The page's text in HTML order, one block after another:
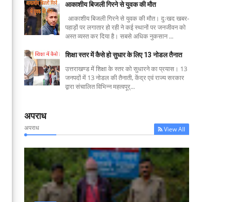
आकाशीय बिजली गिरने से युवक की मौत
आकाशीय बिजली गिरने से युवक की मौत। दुःखद खबर-
पहाड़ों पर लगातार हो रही ने कई स्थानों पर जनजीवन को
अस्त व्यस्त कर दिया है। सबसे अधिक नुकसान ...
शिक्षा स्तर में कैसे हो सुधार के लिए 13 नोडल तैनात
उत्तराखण्ड में शिक्षा के स्तर को सुधारने का प्रयास। 13
जनपदों में 13 नोडल की तैनाती, केंद्र एवं राज्य सरकार
द्वारा संचालित विभिन्न महत्वपूर्...
अपराध
अपराध View All